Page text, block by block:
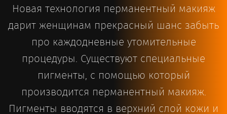
Новая технология перманентный макияж
дарит женщинам прекрасный шанс забыть
про каждодневные утомительные
процедуры. Существуют специальные
пигменты, с помощью который
производится перманентный макияж.
Пигменты вводятся в верхний слой кожи и